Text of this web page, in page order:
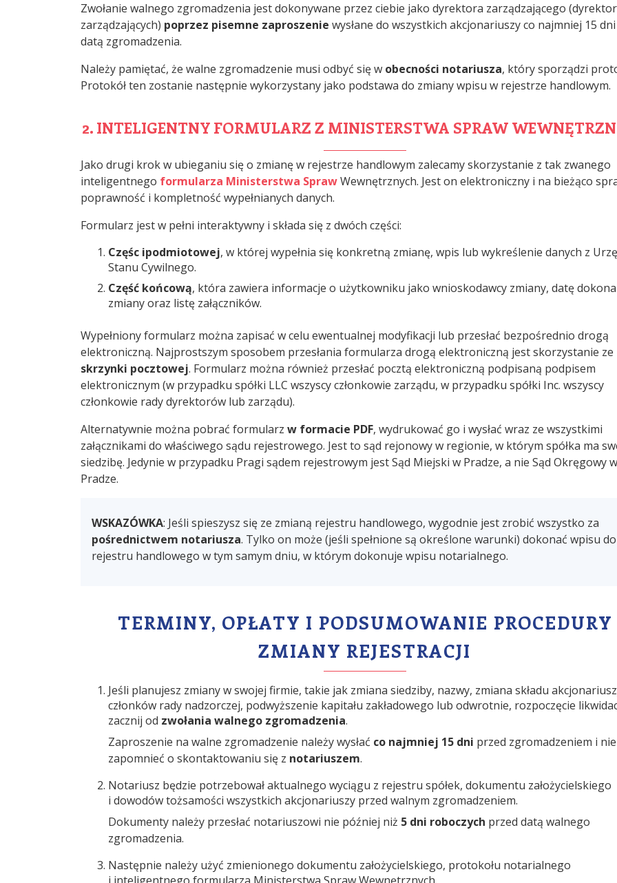
Zwołanie walnego zgromadzenia jest dokonywane przez ciebie jako dyrektora zarządzającego
zarządzających) poprzez pisemne zaproszenie wysłane do wszystkich akcjonariuszy co najmniej 15
datą zgromadzenia.
Należy pamiętać, że walne zgromadzenie musi odbyć się w obecności notariusza, który sporządzi
Protokół ten zostanie następnie wykorzystany jako podstawa do zmiany wpisu w rejestrze handlowym.
2. INTELIGENTNY FORMULARZ Z MINISTERSTWA SPRAW
Jako drugi krok w ubieganiu się o zmianę w rejestrze handlowym zalecamy skorzystanie z tak zwanego
inteligentnego formularza Ministerstwa SprawWewnętrznych. Jest on elektroniczny i na bieżąco
poprawność i kompletność wypełnianych danych.
Formularz jest w pełni interaktywny i składa się z dwóch części:
Częśc ipodmiotowej, w której wypełnia się konkretną zmianę, wpis lub wykreślenie danych z
Stanu Cywilnego.
Część końcową, która zawiera informacje o użytkowniku jako wnioskodawcy zmiany, datę
zmiany oraz listę załączników.
Wypełniony formularz można zapisać w celu ewentualnej modyfikacji lub przesłać bezpośrednio drogą
elektroniczną. Najprostszym sposobem przesłania formularza drogą elektroniczną jest skorzystanie ze
skrzynki pocztowej. Formularz można również przesłać pocztą elektroniczną podpisaną podpisem
elektronicznym (w przypadku spółki LLC wszyscy członkowie zarządu, w przypadku spółki Inc. wszyscy
członkowie rady dyrektorów lub zarządu).
Alternatywnie można pobrać formularz w formacie PDF, wydrukować go i wysłać wraz ze wszystkimi
załącznikami do właściwego sądu rejestrowego. Jest to sąd rejonowy w regionie, w którym spółka ma
siedzibę. Jedynie w przypadku Pragi sądem rejestrowym jest Sąd Miejski w Pradze, a nie Sąd Okręgowy w
Pradze.
WSKAZÓWKA: Jeśli spieszysz się ze zmianą rejestru handlowego, wygodnie jest zrobić wszystko za
pośrednictwem notariusza. Tylko on może (jeśli spełnione są określone warunki) dokonać wpisu do
rejestru handlowego w tym samym dniu, w którym dokonuje wpisu notarialnego.
TERMINY, OPŁATY I PODSUMOWANIE PROCEDURY
ZMIANY REJESTRACJI
Jeśli planujesz zmiany w swojej firmie, takie jak zmiana siedziby, nazwy, zmiana składu
członków rady nadzorczej, podwyższenie kapitału zakładowego lub odwrotnie, rozpoczęcie
zacznij od zwołania walnego zgromadzenia.
Zaproszenie na walne zgromadzenie należy wysłać co najmniej 15 dni przed zgromadzeniem i nie
zapomnieć o skontaktowaniu się z notariuszem.
Notariusz będzie potrzebował aktualnego wyciągu z rejestru spółek, dokumentu założycielskiego
i dowodów tożsamości wszystkich akcjonariuszy przed walnym zgromadzeniem.
Dokumenty należy przesłać notariuszowi nie później niż 5 dni roboczych przed datą walnego
zgromadzenia.
Następnie należy użyć zmienionego dokumentu założycielskiego, protokołu notarialnego